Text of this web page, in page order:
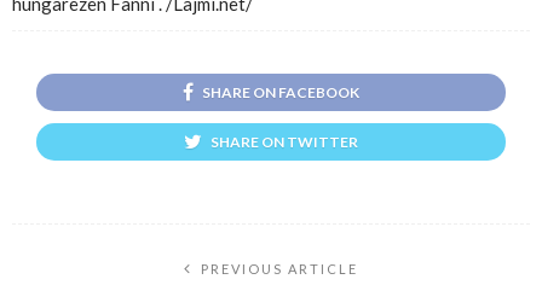
SHARE ON FACEBOOK
SHARE ON TWITTER
PREVIOUS ARTICLE